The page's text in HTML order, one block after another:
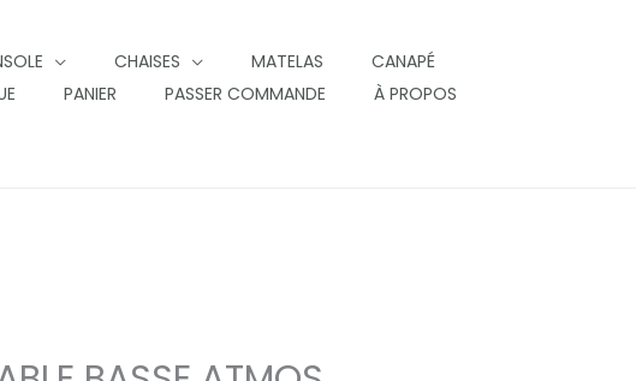
CHAISES MATELAS
CANAPÉ
PANIER PASSER COMMANDE
À PROPOS